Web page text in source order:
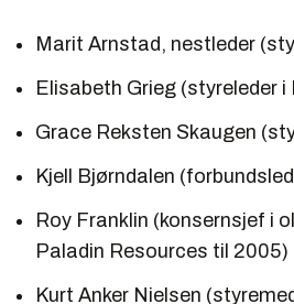
Marit Arnstad, nestleder
Elisabeth Grieg (styreleder i
Grace Reksten Skaugen
Kjell Bjørndalen
Roy Franklin (konsernsjef i
Paladin Resources til 2005)
Kurt Anker Nielsen